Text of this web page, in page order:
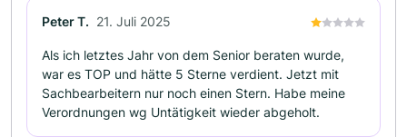
Peter T. 21. Juli 2025
Als ich letztes Jahr von dem Senior beraten wurde,
war es TOP und hätte 5 Sterne verdient. Jetzt mit
Sachbearbeitern nur noch einen Stern. Habe meine
Verordnungen wg Untätigkeit wieder abgeholt.